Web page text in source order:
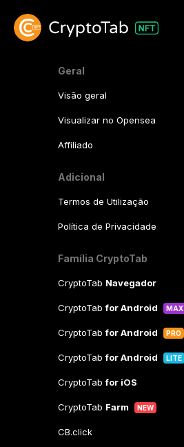
Geral
Visão geral
Visualizar no Opensea
Affiliado
Adicional
Termos de Utilização
Política de Privacidade
Família CryptoTab
CryptoTab Navegador
CryptoTabfor Android MAX
CryptoTabfor Android PRO
CryptoTabfor Android LITE
CryptoTabfor iOS
CryptoTab Farm NEW
CB.click